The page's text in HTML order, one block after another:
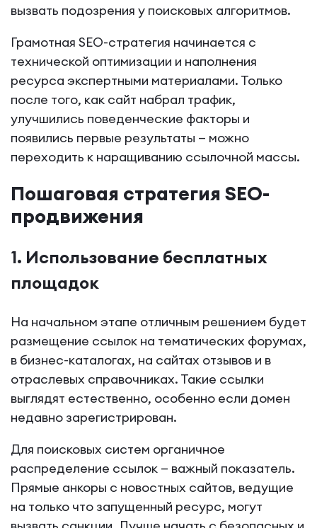
вызвать подозрения у поисковых алгоритмов.
Грамотная SEO-стратегия начинается с
технической оптимизации и наполнения
ресурса экспертными материалами. Только
после того, как сайт набрал трафик,
улучшились поведенческие факторы и
появились первые результаты — можно
переходить к наращиванию ссылочной массы.
Пошаговая стратегия SEO-
продвижения
1. Использование бесплатных
площадок
На начальном этапе отличным решением будет
размещение ссылок на тематических форумах,
в бизнес-каталогах, на сайтах отзывов и в
отраслевых справочниках. Такие ссылки
выглядят естественно, особенно если домен
недавно зарегистрирован.
Для поисковых систем органичное
распределение ссылок — важный показатель.
Прямые анкоры с новостных сайтов, ведущие
на только что запущенный ресурс, могут